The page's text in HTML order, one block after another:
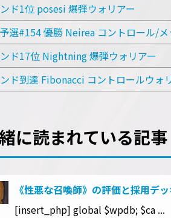
ド1位 posesi 爆弾ウォリアー
選#154 優勝 Neirea コントロール/
ド17位 Nightning 爆弾ウォリアー
ド到達 Fibonacci コントロールウォ
に読まれている記事
《性悪な召喚師》の評価と採用デ
[insert_php] global $wpdb; $ca ...